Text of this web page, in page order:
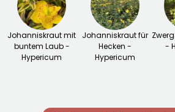
Johanniskraut mit
buntem Laub -
Hypericum
Johanniskraut für
Hecken -
Hypericum
-